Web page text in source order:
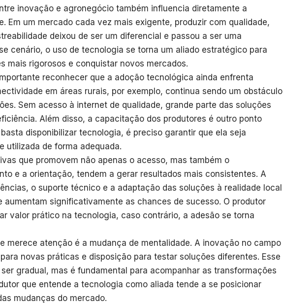
inovação e agronegócio também influencia diretamente a
Em um mercado cada vez mais exigente, produzir com qualidade,
deixou de ser um diferencial e passou a ser uma
cenário, o uso de tecnologia se torna um aliado estratégico para
mais rigorosos e conquistar novos mercados.
reconhecer que a adoção tecnológica ainda enfrenta
em áreas rurais, por exemplo, continua sendo um obstáculo
Sem acesso à internet de qualidade, grande parte das soluções
Além disso, a capacitação dos produtores é outro ponto
disponibilizar tecnologia, é preciso garantir que ela seja
utilizada de forma adequada.
que promovem não apenas o acesso, mas também o
e a orientação, tendem a gerar resultados mais consistentes. A
o suporte técnico e a adaptação das soluções à realidade local
aumentam significativamente as chances de sucesso. O produtor
valor prático na tecnologia, caso contrário, a adesão se torna
merece atenção é a mudança de mentalidade. A inovação no campo
novas práticas e disposição para testar soluções diferentes. Esse
gradual, mas é fundamental para acompanhar as transformações
que entende a tecnologia como aliada tende a se posicionar
mudanças do mercado.